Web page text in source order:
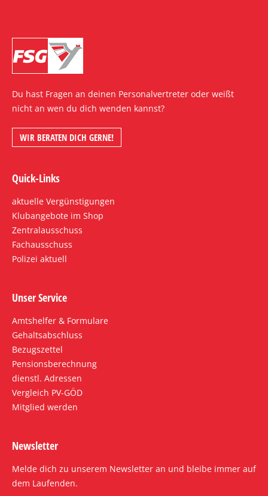
Du hast Fragen an deinen Personalvertreter oder weißt
nicht an wen du dich wenden kannst?
WIR BERATEN DICH GERNE!
Quick-Links
aktuelle Vergünstigungen
Klubangebote im Shop
Zentralausschuss
Fachausschuss
Polizei aktuell
Unser Service
Amtshelfer & Formulare
Gehaltsabschluss
Bezugszettel
Pensionsberechnung
dienstl. Adressen
Vergleich PV-GÖD
Mitglied werden
Newsletter
Melde dich zu unserem Newsletter an und bleibe immer auf
dem Laufenden.